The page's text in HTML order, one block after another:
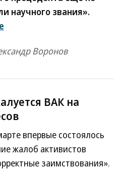
научного звания».
Воронов
ВАК на
впервые состоялось
жалоб активистов
заимствования».